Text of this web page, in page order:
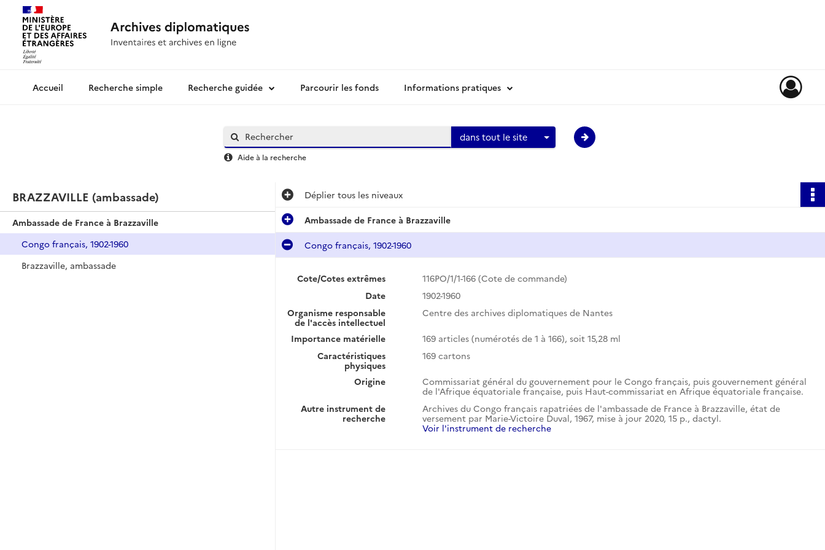
Archives diplomatiquesRecherche simple Recherche guidée Parcourir les fonds Informations pratiques
dans tout le site
Aide à la recherche
BRAZZAVILLE (ambassade)
Ambassade de France à Brazzaville
Congo français, 1902-1960
Brazzaville, ambassade
Déplier tous les niveaux
Ambassade de France à Brazzaville
Congo français, 1902-1960
Cote/Cotes extrêmes
116PO/1/1-166 (Cote de commande)
Date
1902-1960
Organisme responsable
de l'accès intellectuel
Centre des archives diplomatiques de Nantes
Importance matérielle
169 articles (numérotés de 1 à 166), soit 15,28 ml
Caractéristiques
physiques
169 cartons
Origine
Commissariat général du gouvernement pour le Congo français, puis gouvernement général
de l'Afrique équatoriale française, puis Haut-commissariat en Afrique équatoriale française.
Autre instrument de
recherche
Archives du Congo français rapatriées de l'ambassade de France à Brazzaville, état de
versement par Marie-Victoire Duval, 1967, mise à jour 2020, 15 p., dactyl.
Voir l'instrument de recherche